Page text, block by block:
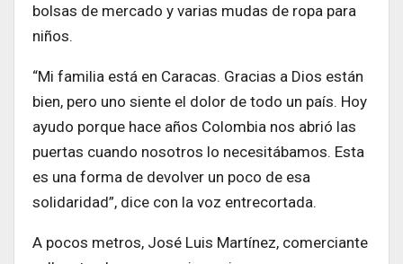
bolsas de mercado y varias mudas de ropa para
niños.
“Mi familia está en Caracas. Gracias a Dios están
bien, pero uno siente el dolor de todo un país. Hoy
ayudo porque hace años Colombia nos abrió las
puertas cuando nosotros lo necesitábamos. Esta
es una forma de devolver un poco de esa
solidaridad”, dice con la voz entrecortada.
A pocos metros, José Luis Martínez, comerciante